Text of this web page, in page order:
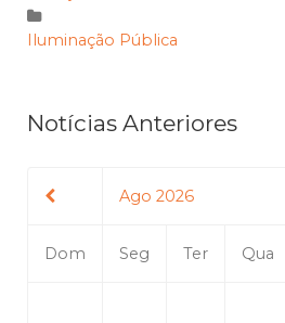
Iluminação Pública
Notícias Anteriores
Ago 2026
Dom Seg Ter Qua